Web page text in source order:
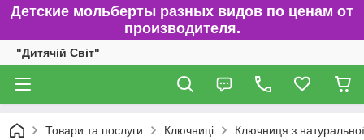
Детские мольберты разных видов по ценам от
производителя.
"Дитячій Світ"
Товари та послуги Ключниці Ключниця з